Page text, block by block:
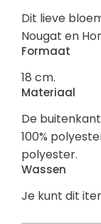
Dit lieve
Nougat en
Formaat
18 cm.
Materiaal
De
100%
polyester.
Wassen
Je kunt dit